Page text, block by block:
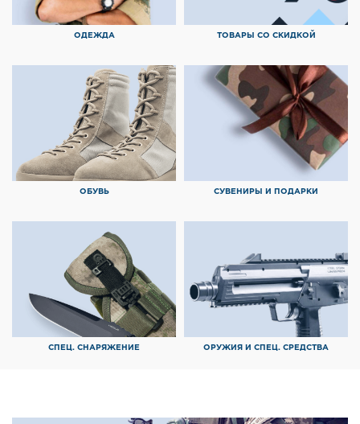
ОДЕЖДА ТОВАРЫ СО СКИДКОЙ
ОБУВЬ СУВЕНИРЫ И ПОДАРКИ
СПЕЦ. СНАРЯЖЕНИЕ ОРУЖИЯ И СПЕЦ. СРЕДСТВА